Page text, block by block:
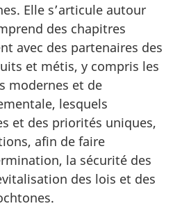
Elle s’articule autour
des chapitres
avec des partenaires des
et métis, y compris les
modernes et de
lesquels
et des priorités uniques,
afin de faire
la sécurité des
des lois et des